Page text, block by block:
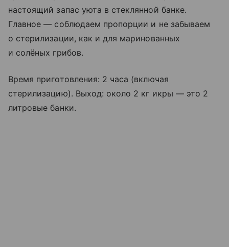
настоящий запас уюта в стеклянной банке.
Главное — соблюдаем пропорции и не забываем
о стерилизации, как и для маринованных
и солёных грибов.
Время приготовления: 2 часа (включая
стерилизацию). Выход: около 2 кг икры — это 2
литровые банки.